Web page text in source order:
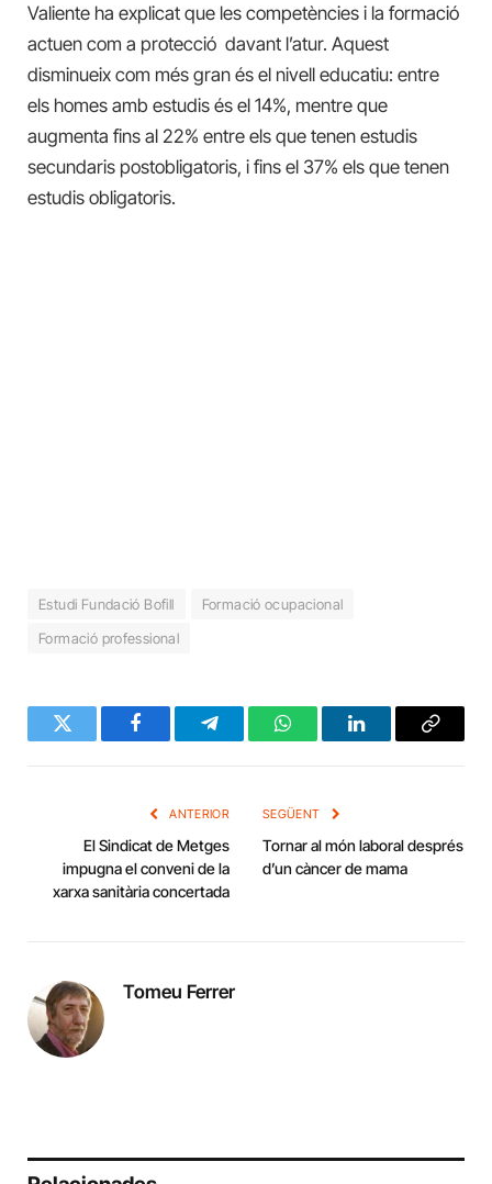
Valiente ha explicat que les competències i la formació
actuen com a protecció davant l’atur. Aquest
disminueix com més gran és el nivell educatiu: entre
els homes amb estudis és el 14%, mentre que
augmenta fins al 22% entre els que tenen estudis
secundaris postobligatoris, i fins el 37% els que tenen
estudis obligatoris.
Estudi Fundació Bofill
Formació ocupacional
Formació professional
Twitter FacebookTelegramWhatsAppLinkedInCopy
ANTERIOR
El Sindicat de Metges
impugna el conveni de la
xarxa sanitària concertada
SEGÜENT
Tornar al món laboral després
d’un càncer de mama
Tomeu Ferrer